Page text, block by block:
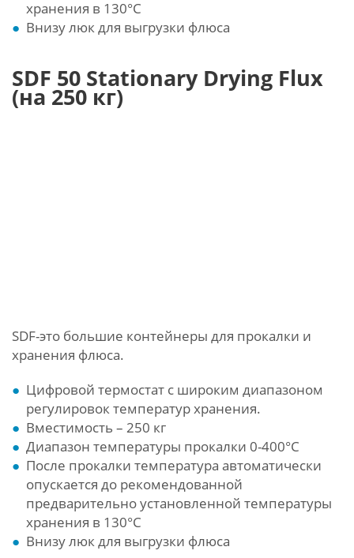
хранения в 130°C
Внизу люк для выгрузки флюса
SDF 50 Stationary Drying Flux
(на 250 кг)
SDF-это большие контейнеры для прокалки и
хранения флюса.
Цифровой термостат с широким диапазоном
регулировок температур хранения.
Вместимость – 250 кг
Диапазон температуры прокалки 0-400°C
После прокалки температура автоматически
опускается до рекомендованной
предварительно установленной температуры
хранения в 130°C
Внизу люк для выгрузки флюса